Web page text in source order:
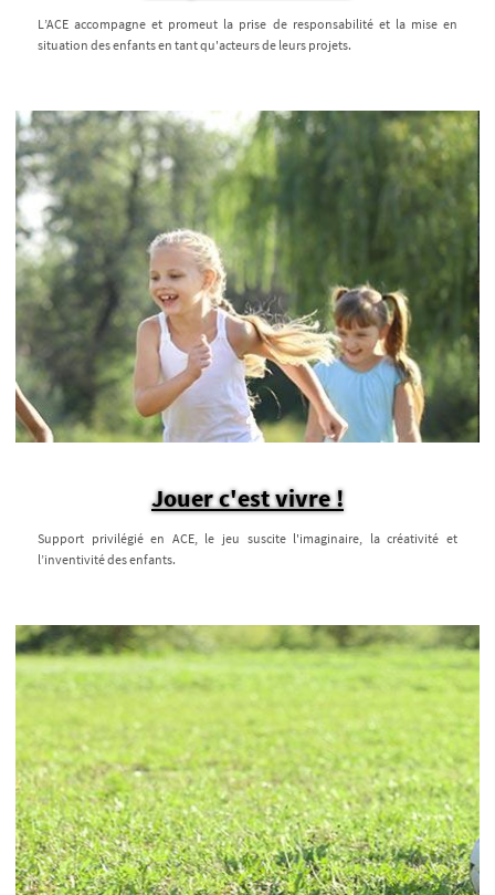
L’ACE accompagne et promeut la prise de responsabilité et la mise en
situation des enfants en tant qu'acteurs de leurs projets.
Jouer c'est vivre !
Support privilégié en ACE, le jeu suscite l'imaginaire, la créativité et
l’inventivité des enfants.